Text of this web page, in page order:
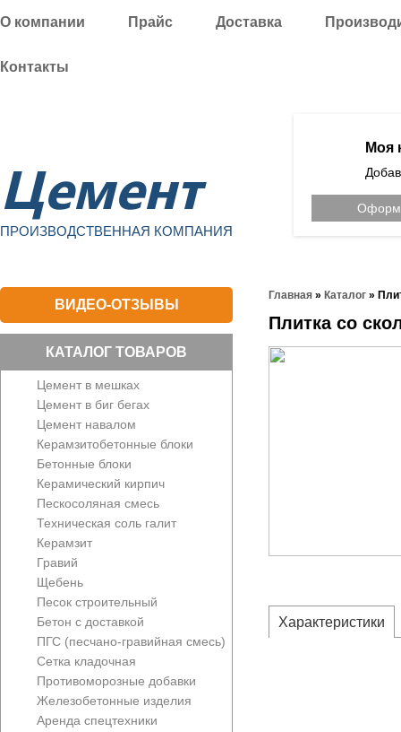
О компании Прайс Доставка
Контакты
Цемент
ПРОИЗВОДСТВЕННАЯ КОМПАНИЯ
Моя
ВИДЕО-ОТЗЫВЫ
КАТАЛОГ ТОВАРОВ
Цемент в мешках
Цемент в биг бегах
Цемент навалом
Керамзитобетонные блоки
Бетонные блоки
Керамический кирпич
Пескосоляная смесь
Техническая соль галит
Керамзит
Гравий
Щебень
Песок строительный
Бетон с доставкой
ПГС (песчано-гравийная смесь)
Сетка кладочная
Противоморозные добавки
Железобетонные изделия
Аренда спецтехники
Главная » Каталог »
Плитка со
Характеристики